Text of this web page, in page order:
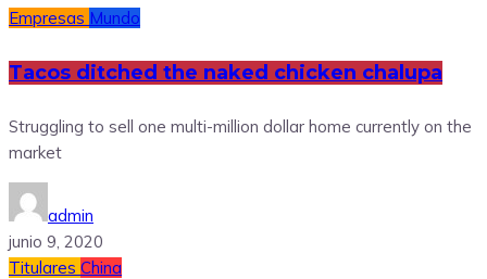
Empresas Mundo
Tacos ditched the naked chicken chalupa
Struggling to sell one multi-million dollar home currently on the
market
admin
junio 9, 2020
Titulares China